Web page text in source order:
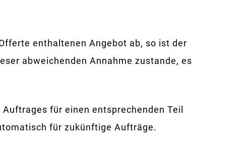
enthaltenen Angebot ab, so ist der
abweichenden Annahme zustande, es
für einen entsprechenden Teil
für zukünftige Aufträge.